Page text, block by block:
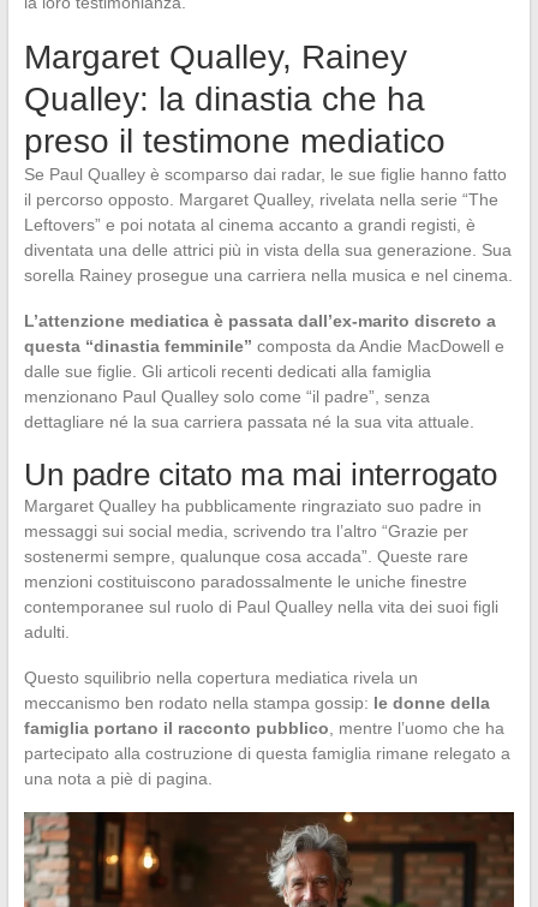
Margaret Qualley, Rainey
Qualley: la dinastia che ha
preso il testimone mediatico
Se Paul Qualley è scomparso dai radar, le sue figlie hanno fatto
il percorso opposto. Margaret Qualley, rivelata nella serie “The
Leftovers” e poi notata al cinema accanto a grandi registi, è
diventata una delle attrici più in vista della sua generazione. Sua
sorella Rainey prosegue una carriera nella musica e nel cinema.
L’attenzione mediatica è passata dall’ex-marito discreto a
questa “dinastia femminile” composta da Andie MacDowell e
dalle sue figlie. Gli articoli recenti dedicati alla famiglia
menzionano Paul Qualley solo come “il padre”, senza
dettagliare né la sua carriera passata né la sua vita attuale.
Un padre citato ma mai interrogato
Margaret Qualley ha pubblicamente ringraziato suo padre in
messaggi sui social media, scrivendo tra l’altro “Grazie per
sostenermi sempre, qualunque cosa accada”. Queste rare
menzioni costituiscono paradossalmente le uniche finestre
contemporanee sul ruolo di Paul Qualley nella vita dei suoi figli
adulti.
Questo squilibrio nella copertura mediatica rivela un
meccanismo ben rodato nella stampa gossip: le donne della
famiglia portano il racconto pubblico, mentre l’uomo che ha
partecipato alla costruzione di questa famiglia rimane relegato a
una nota a piè di pagina.